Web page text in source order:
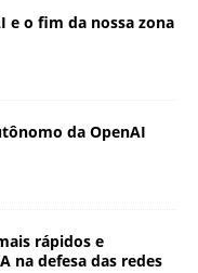
e o fim da nossa zona
da OpenAI
rápidos e
na defesa das redes